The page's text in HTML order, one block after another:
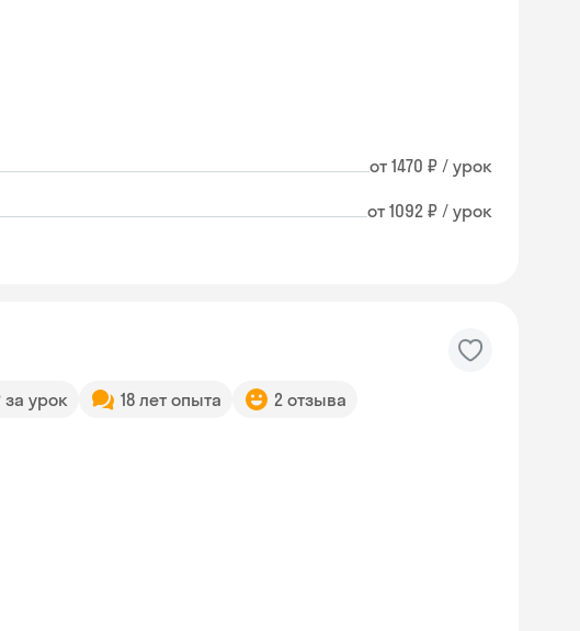
от 1470 ₽ / урок
от 1092 ₽ / урок
за урок 18 лет опыта 2 отзыва